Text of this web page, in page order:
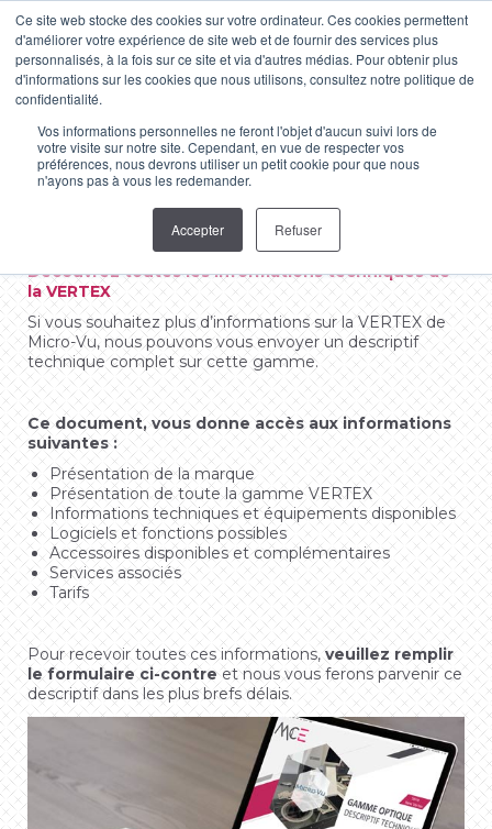
Ce site web stocke des cookies sur votre ordinateur. Ces cookies permettent
d'améliorer votre expérience de site web et de fournir des services plus
personnalisés, à la fois sur ce site et via d'autres médias. Pour obtenir plus
d'informations sur les cookies que nous utilisons, consultez notre politique de
confidentialité.
Vos informations personnelles ne feront l'objet d'aucun suivi lors de
votre visite sur notre site. Cependant, en vue de respecter vos
préférences, nous devrons utiliser un petit cookie pour que nous
n'ayons pas à vous les redemander.
Accepter Refuser
LinkedIn
page
in
new
YouTube
page
in
new
Descriptif technique VERTEX
Téléchargez la documentation technique de
la Vertex de Micro-Vu
Vous êtes ici :
Découvrez toutes les informations techniques de
la VERTEX
Si vous souhaitez plus d’informations sur la VERTEX de
Micro-Vu, nous pouvons vous envoyer un descriptif
technique complet sur cette gamme.
Ce document, vous donne accès aux informations
suivantes :
Présentation de la marque
Présentation de toute la gamme VERTEX
Informations techniques et équipements disponibles
Logiciels et fonctions possibles
Accessoires disponibles et complémentaires
Services associés
Tarifs
Pour recevoir toutes ces informations,veuillez remplir
le formulaire ci-contreet nous vous ferons parvenir ce
descriptif dans les plus brefs délais.